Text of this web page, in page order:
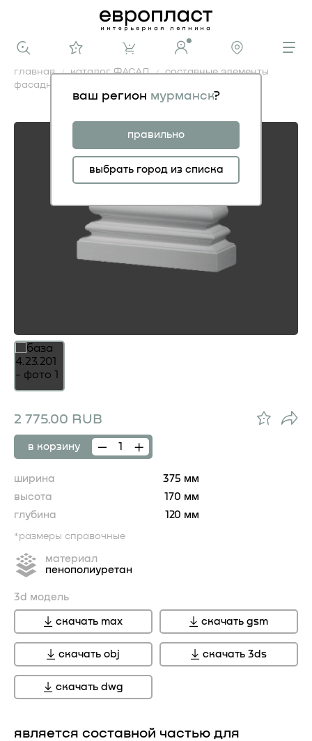
ваш регион мурманск?
правильно
выбрать город из списка
главная каталог ФАСАД
составные элементы
фасадные
база 4.23.201
2 775.00 RUB
в корзину
ширина
375 мм
высота
170 мм
глубина
120 мм
*размеры справочные
материал
пенополиуретан
3d модель
скачать max скачать gsm
скачать obj скачать 3ds
скачать dwg
является составной частью для